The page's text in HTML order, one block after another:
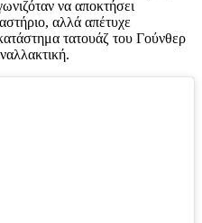
να αποκτήσει
αλλά απέτυχε
τατουάζ του Γούνθερ